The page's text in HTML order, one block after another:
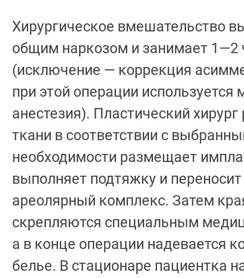
Хирургическое вмешательство
общим наркозом и занимает 1—2
(исключение — коррекция
при этой операции используется
анестезия). Пластический хирург
ткани в соответствии с
необходимости размещает
выполняет подтяжку и переносит
ареолярный комплекс. Затем
скрепляются специальным
а в конце операции надевается
белье. В стационаре пациентка